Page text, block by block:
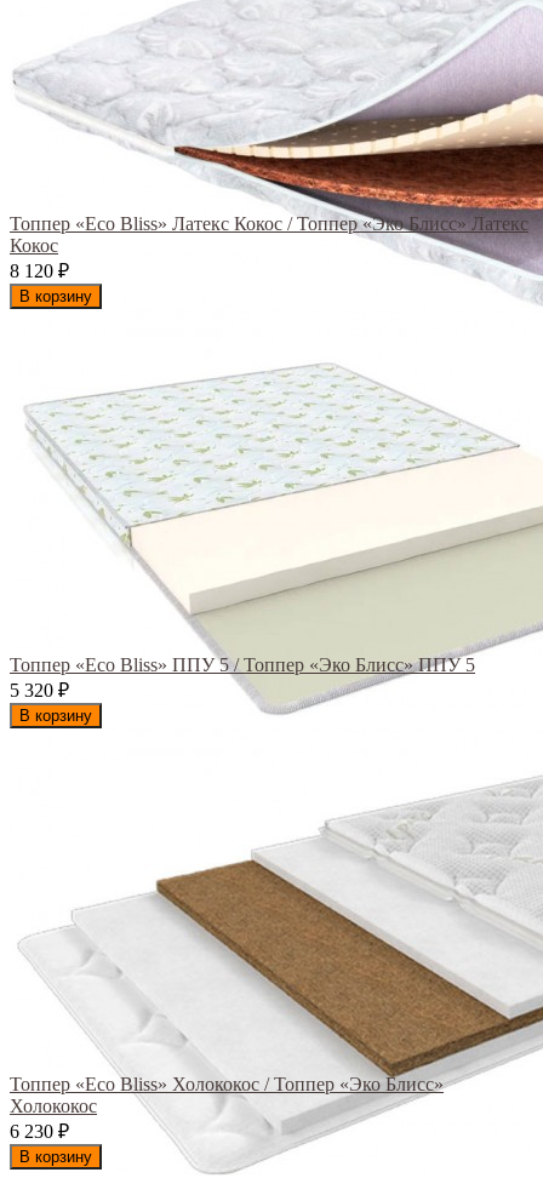
Топпер «Eco Bliss» Латекс Кокос / Топпер «Эко Блисс» Латекс
Кокос
8 120 ₽
В корзину
Топпер «Eco Bliss» ППУ 5 / Топпер «Эко Блисс» ППУ 5
5 320 ₽
В корзину
Топпер «Eco Bliss» Холококос / Топпер «Эко Блисс»
Холококос
6 230 ₽
В корзину